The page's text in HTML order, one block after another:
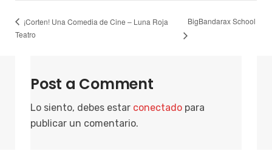
¡Corten! Una Comedia de Cine – Luna Roja
Teatro
BigBandarax School
Post a Comment
Lo siento, debes estar conectado para
publicar un comentario.